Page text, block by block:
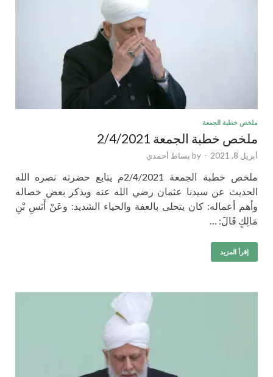
ملخص خطبة الجمعة
ملخص خطبة الجمعة 2/4/2021
أبريل 8, 2021 -
by بساط أحمدي
ملخص خطبة الجمعة 2/4/2021م يتابع حضرته نصره الله
الحديث عن سيدنا عثمان رضي الله عنه ويذكر بعض خصاله
وأهم أعماله: كان يتحلى بالعفة والحياء الشديد: وعَنْ أَنَسِ بْنِ
مَالِكٍ قَالَ: …
إقرأ المزيد